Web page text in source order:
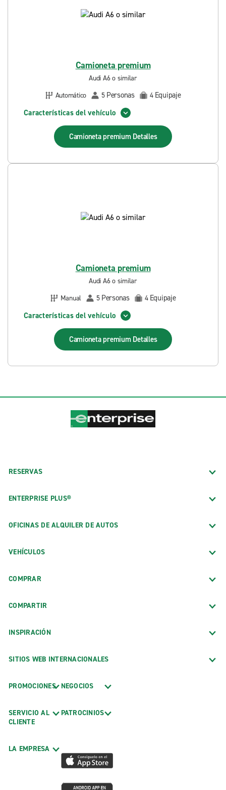
Camioneta premium
Audi A6 o similar
Automático
5 Personas 4 Equipaje
Características del vehículo
Camioneta premium Detalles
Camioneta premium
Audi A6 o similar
Manual
5 Personas 4 Equipaje
Características del vehículo
Camioneta premium Detalles
RESERVAS
ENTERPRISE PLUS®
OFICINAS DE ALQUILER DE AUTOS
VEHÍCULOS
COMPRAR
COMPARTIR
INSPIRACIÓN
SITIOS WEB INTERNACIONALES
PROMOCIONES
SERVICIO AL
CLIENTE
LA EMPRESA
NEGOCIOS
PATROCINIOS